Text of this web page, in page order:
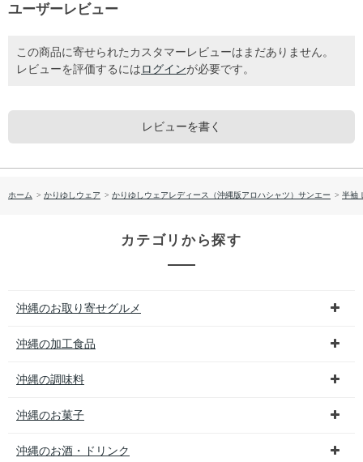
ユーザーレビュー
この商品に寄せられたカスタマーレビューはまだありません。
レビューを評価するには ログインが必要です。
レビューを書く
ホーム > かりゆしウェア > かりゆしウェアレディース（沖縄版アロハシャツ）サンエー > 半袖
カテゴリから探す
沖縄のお取り寄せグルメ
沖縄の加工食品
沖縄の調味料
沖縄のお菓子
沖縄のお酒・ドリンク